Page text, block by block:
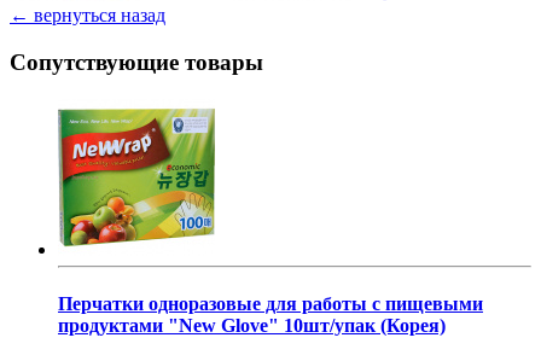
← вернуться назад
Сопутствующие товары
Перчатки одноразовые для работы с пищевыми
продуктами "New Glove" 10шт/упак (Корея)